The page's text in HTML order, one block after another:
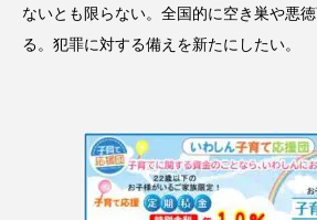
ないとも限らない。全国的に空き巣や悪
る。犯罪に対する備えを新たにしたい。